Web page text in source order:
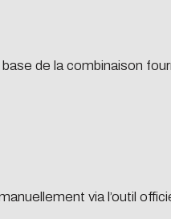
energy needs
et quatre ?
客，並防止自動化的垃圾送出
de la combinaison
via l’outil